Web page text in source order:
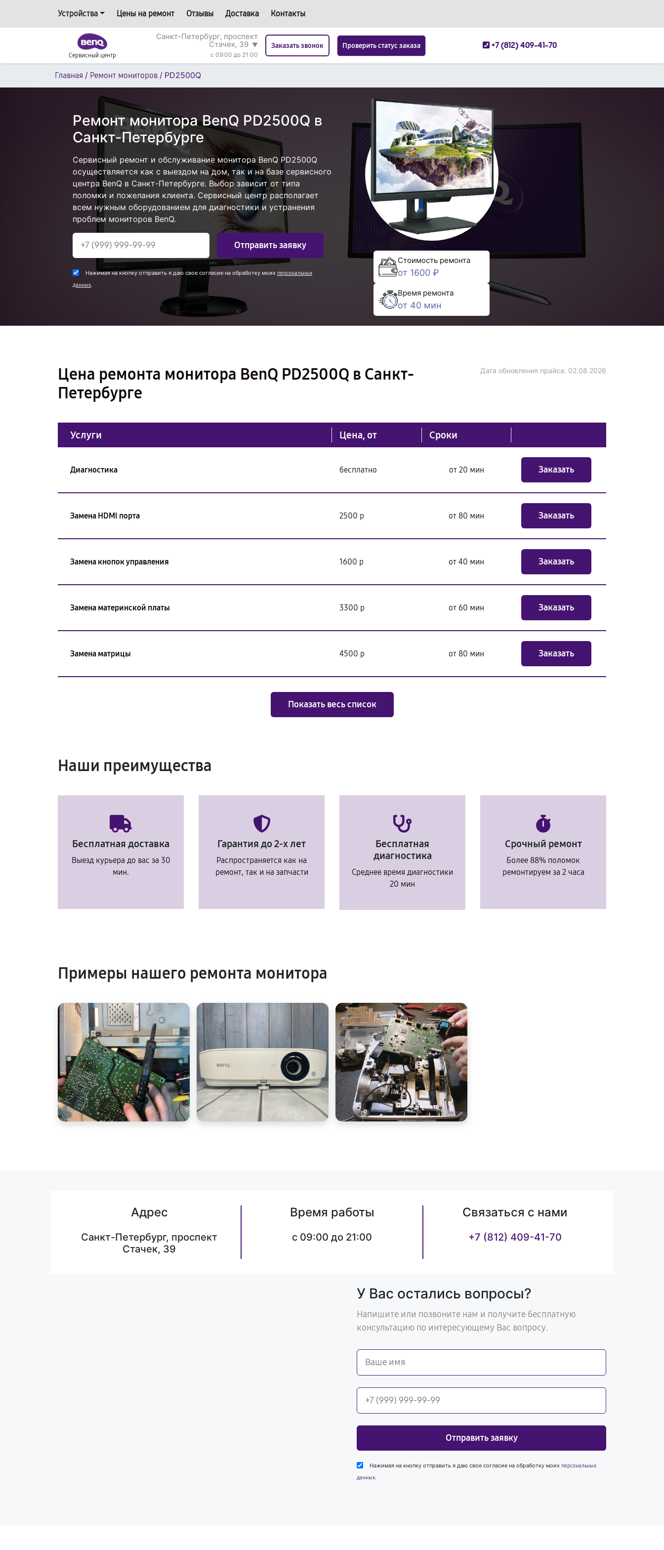
Устройства Цены на ремонт Отзывы Доставка Контакты
Сервисный центр
Санкт-Петербург, проспект
Стачек, 39 ▼
c 09:00 до 21:00
Заказать звонок Проверить статус заказа +7 (812) 409-41-70
Главная / Ремонт мониторов / PD2500Q
Ремонт монитора BenQ PD2500Q в
Санкт-Петербурге
Сервисный ремонт и обслуживание монитора BenQ PD2500Q
осуществляется как с выездом на дом, так и на базе сервисного
центра BenQ в Санкт-Петербурге. Выбор зависит от типа
поломки и пожелания клиента. Сервисный центр располагает
всем нужным оборудованием для диагностики и устранения
проблем мониторов BenQ.
Отправить заявку
Нажимая на кнопку отправить я даю свое согласие на обработку моих персональных
данных.
Стоимость ремонта
от 1600 ₽
Время ремонта
от 40 мин
Цена ремонта монитора BenQ PD2500Q в Санкт-
Петербурге
Дата обновления прайса: 02.08.2026
Услуги Цена, от Сроки
Диагностика бесплатно от 20 мин Заказать
Замена HDMI порта 2500 р от 80 мин Заказать
Замена кнопок управления 1600 р от 40 мин Заказать
Замена материнской платы 3300 р от 60 мин Заказать
Замена матрицы 4500 р от 80 мин Заказать
Показать весь список
Наши преимущества
Бесплатная доставка
Выезд курьера до вас за 30
мин.
Гарантия до 2-х лет
Распространяется как на
ремонт, так и на запчасти
Бесплатная
диагностика
Среднее время диагностики
20 мин
Срочный ремонт
Более 88% поломок
ремонтируем за 2 часа
Примеры нашего ремонта монитора
Адрес
Санкт-Петербург, проспект
Стачек, 39
Время работы
c 09:00 до 21:00
Связаться с нами
+7 (812) 409-41-70
У Вас остались вопросы?
Напишите или позвоните нам и получите бесплатную
консультацию по интересующему Вас вопросу.
Отправить заявку
Нажимая на кнопку отправить я даю свое согласие на обработку моих персональных
данных.